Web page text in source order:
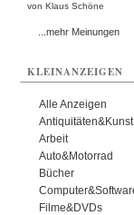
von Klaus Schöne
...mehr Meinungen
KLEINANZEIGEN
Alle Anzeigen
Antiquitäten&Kunst
Arbeit
Auto&Motorrad
Bücher
Filme&DVDs